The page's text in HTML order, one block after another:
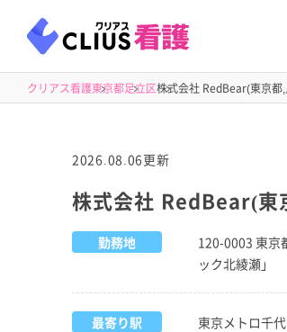
クリアス看護東京都足立区株式会社 RedBear(東京都
2026.08.06更新
株式会社 RedBear(東
勤務地
120-0003 東京
ック北綾瀬」
最寄り駅 東京メトロ千